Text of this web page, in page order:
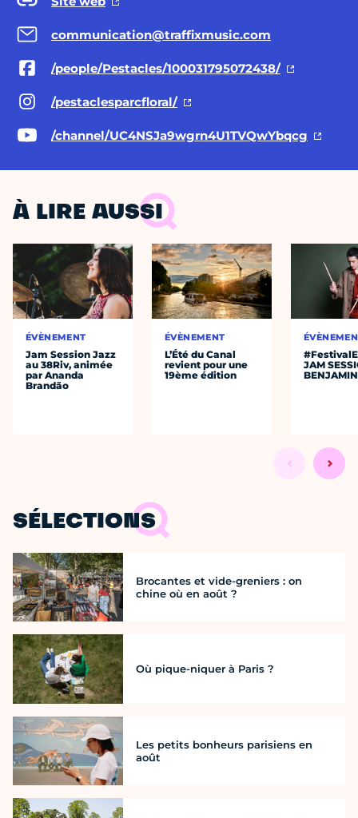
communication@traffixmusic.com
/people/Pestacles/100031795072438/
/pestaclesparcfloral/
/channel/UC4NSJa9wgrn4U1TVQwYbqcg
À LIRE AUSSI
ÉVÈNEMENT
Jam Session Jazz
au 38Riv, animée
par Ananda
Brandão
ÉVÈNEMENT
L’Été du Canal
revient pour une
19ème édition
JAM
SÉLECTIONS
Brocantes et vide-greniers : on
chine où en août ?
Où pique-niquer à Paris ?
Les petits bonheurs parisiens en
août